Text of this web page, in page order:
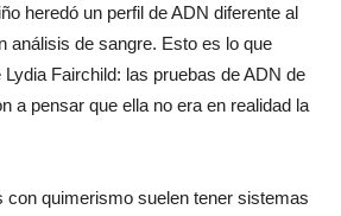
heredó un perfil de ADN diferente al
análisis de sangre. Esto es lo que
Fairchild: las pruebas de ADN de
a pensar que ella no era en realidad la
con quimerismo suelen tener sistemas